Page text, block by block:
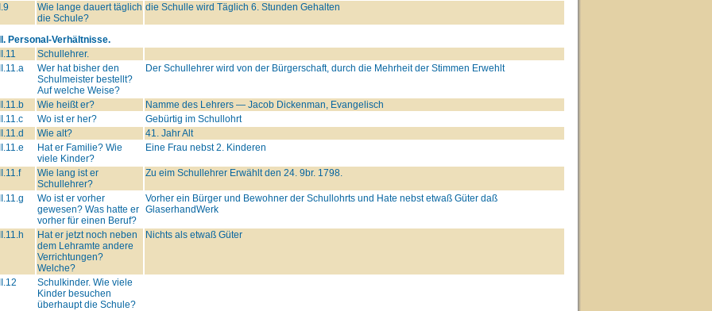
Wie lange dauert täglich
die Schule?
die Schulle wird Täglich 6. Stunden Gehalten
Personal-Verhältnisse.
Schullehrer.
Wer hat bisher den
Schulmeister bestellt?
Auf welche Weise?
Der Schullehrer wird von der Bürgerschaft, durch die Mehrheit der Stimmen Erwehlt
Wie heißt er?
Namme des Lehrers — Jacob Dickenman, Evangelisch
Wo ist er her?
Gebürtig im Schullohrt
Wie alt?
41. Jahr Alt
Hat er Familie? Wie
viele Kinder?
Eine Frau nebst 2. Kinderen
Wie lang ist er
Schullehrer?
Zu eim Schullehrer Erwählt den 24. 9br. 1798.
Wo ist er vorher
gewesen? Was hatte er
vorher für einen Beruf?
Vorher ein Bürger und Bewohner der Schullohrts und Hate nebst etwaß Güter daß
GlaserhandWerk
Hat er jetzt noch neben
dem Lehramte andere
Verrichtungen?
Welche?
Nichts als etwaß Güter
Schulkinder. Wie viele
Kinder besuchen
überhaupt die Schule?